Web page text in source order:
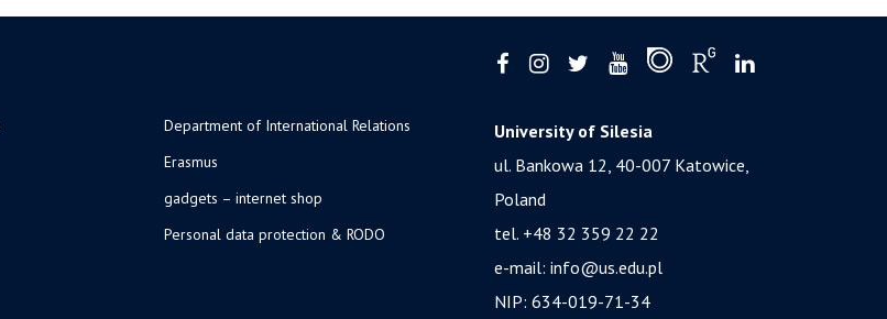
Department of International Relations
Erasmus
gadgets – internet shop
Personal data protection & RODO
University of Silesia
ul. Bankowa 12, 40-007 Katowice,
Poland
tel. +48 32 359 22 22
e-mail: info@us.edu.pl
NIP: 634-019-71-34